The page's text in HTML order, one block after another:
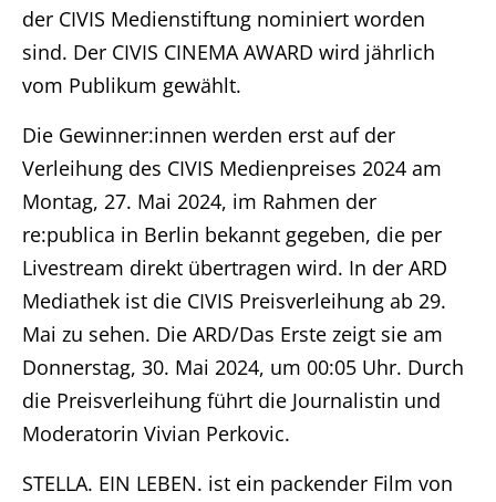
der CIVIS Medienstiftung nominiert worden
sind. Der CIVIS CINEMA AWARD wird jährlich
vom Publikum gewählt.
Die Gewinner:innen werden erst auf der
Verleihung des CIVIS Medienpreises 2024 am
Montag, 27. Mai 2024, im Rahmen der
re:publica in Berlin bekannt gegeben, die per
Livestream direkt übertragen wird. In der ARD
Mediathek ist die CIVIS Preisverleihung ab 29.
Mai zu sehen. Die ARD/Das Erste zeigt sie am
Donnerstag, 30. Mai 2024, um 00:05 Uhr. Durch
die Preisverleihung führt die Journalistin und
Moderatorin Vivian Perkovic.
STELLA. EIN LEBEN. ist ein packender Film von